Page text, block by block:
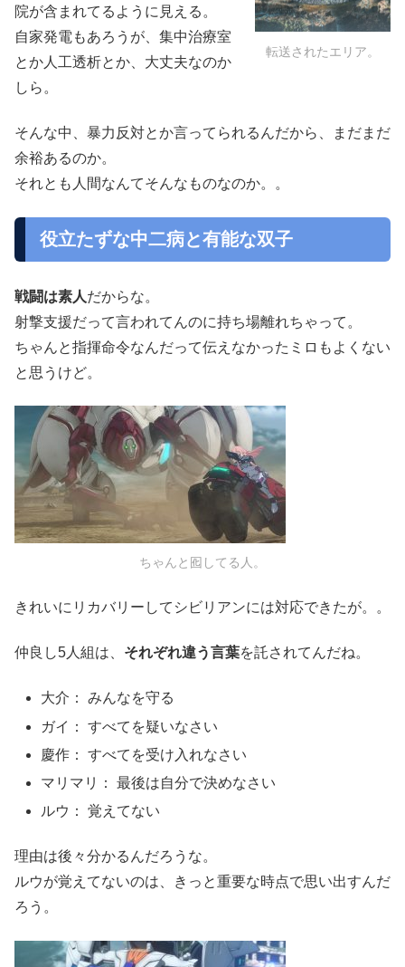
転送されたエリア。
院が含まれてるように見える。
自家発電もあろうが、集中治療室
とか人工透析とか、大丈夫なのか
しら。
そんな中、暴力反対とか言ってられるんだから、まだまだ
余裕あるのか。
それとも人間なんてそんなものなのか。。
役立たずな中二病と有能な双子
戦闘は素人だからな。
射撃支援だって言われてんのに持ち場離れちゃって。
ちゃんと指揮命令なんだって伝えなかったミロもよくない
と思うけど。
ちゃんと囮してる人。
きれいにリカバリーしてシビリアンには対応できたが。。
仲良し5人組は、 それぞれ違う言葉を託されてんだね。
大介： みんなを守る
ガイ： すべてを疑いなさい
慶作： すべてを受け入れなさい
マリマリ： 最後は自分で決めなさい
ルウ： 覚えてない
理由は後々分かるんだろうな。
ルウが覚えてないのは、きっと重要な時点で思い出すんだ
ろう。